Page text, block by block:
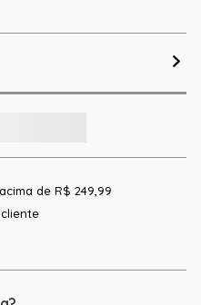
de R$ 249,99